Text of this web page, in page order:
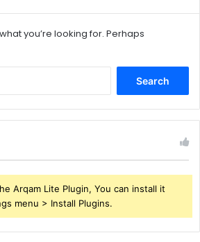
you’re looking for. Perhaps
Arqam Lite Plugin, You can install it
menu > Install Plugins.